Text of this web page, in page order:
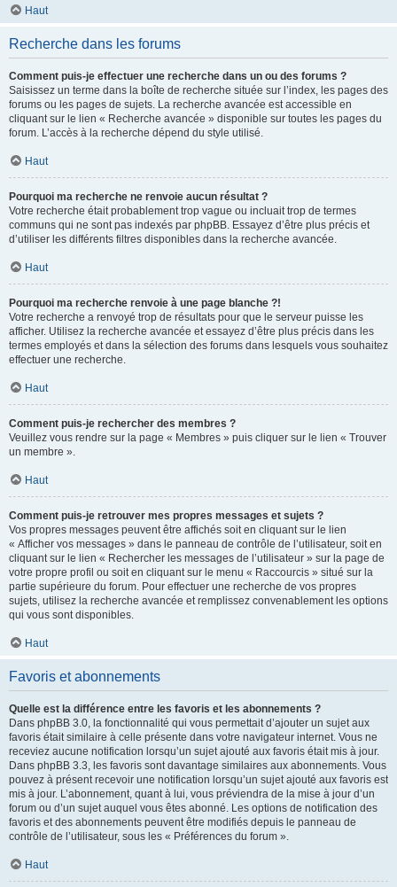
Haut
Recherche dans les forums
Comment puis-je effectuer une recherche dans un ou des forums ?
Saisissez un terme dans la boîte de recherche située sur l’index, les pages des
forums ou les pages de sujets. La recherche avancée est accessible en
cliquant sur le lien « Recherche avancée » disponible sur toutes les pages du
forum. L’accès à la recherche dépend du style utilisé.
Haut
Pourquoi ma recherche ne renvoie aucun résultat ?
Votre recherche était probablement trop vague ou incluait trop de termes
communs qui ne sont pas indexés par phpBB. Essayez d’être plus précis et
d’utiliser les différents filtres disponibles dans la recherche avancée.
Haut
Pourquoi ma recherche renvoie à une page blanche ?!
Votre recherche a renvoyé trop de résultats pour que le serveur puisse les
afficher. Utilisez la recherche avancée et essayez d’être plus précis dans les
termes employés et dans la sélection des forums dans lesquels vous souhaitez
effectuer une recherche.
Haut
Comment puis-je rechercher des membres ?
Veuillez vous rendre sur la page « Membres » puis cliquer sur le lien « Trouver
un membre ».
Haut
Comment puis-je retrouver mes propres messages et sujets ?
Vos propres messages peuvent être affichés soit en cliquant sur le lien
« Afficher vos messages » dans le panneau de contrôle de l’utilisateur, soit en
cliquant sur le lien « Rechercher les messages de l’utilisateur » sur la page de
votre propre profil ou soit en cliquant sur le menu « Raccourcis » situé sur la
partie supérieure du forum. Pour effectuer une recherche de vos propres
sujets, utilisez la recherche avancée et remplissez convenablement les options
qui vous sont disponibles.
Haut
Favoris et abonnements
Quelle est la différence entre les favoris et les abonnements ?
Dans phpBB 3.0, la fonctionnalité qui vous permettait d’ajouter un sujet aux
favoris était similaire à celle présente dans votre navigateur internet. Vous ne
receviez aucune notification lorsqu’un sujet ajouté aux favoris était mis à jour.
Dans phpBB 3.3, les favoris sont davantage similaires aux abonnements. Vous
pouvez à présent recevoir une notification lorsqu’un sujet ajouté aux favoris est
mis à jour. L’abonnement, quant à lui, vous préviendra de la mise à jour d’un
forum ou d’un sujet auquel vous êtes abonné. Les options de notification des
favoris et des abonnements peuvent être modifiés depuis le panneau de
contrôle de l’utilisateur, sous les « Préférences du forum ».
Haut